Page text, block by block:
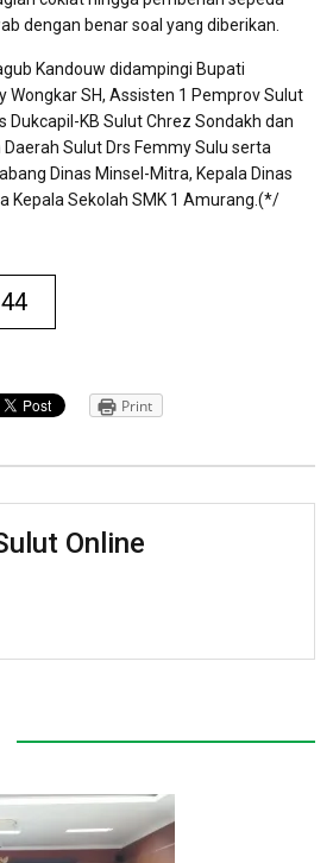
dengan benar soal yang diberikan.
Kandouw didampingi Bupati
Wongkar SH, Assisten 1 Pemprov Sulut
Dukcapil-KB Sulut Chrez Sondakh dan
Daerah Sulut Drs Femmy Sulu serta
Dinas Minsel-Mitra, Kepala Dinas
Kepala Sekolah SMK 1 Amurang.(*/
Print
Online